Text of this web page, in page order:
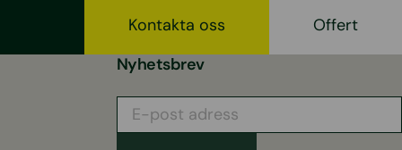
Kontakta oss
Offert
Nyhetsbrev
E-
post